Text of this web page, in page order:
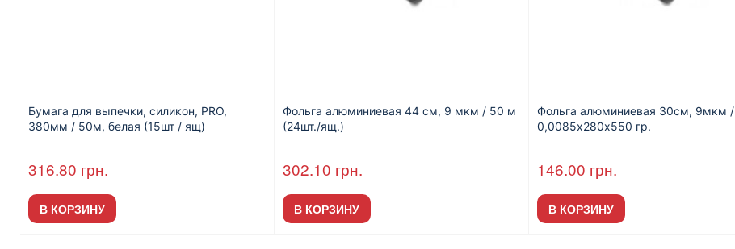
Бумага для выпечки, силикон, PRO,
380мм / 50м, белая (15шт / ящ)
316.80 грн.
В КОРЗИНУ
Фольга алюминиевая 44 см, 9 мкм / 50 м
(24шт./ящ.)
302.10 грн.
В КОРЗИНУ
Фольга алюминиевая 30см, 9мкм /
0,0085х280х550 гр.
146.00 грн.
В КОРЗИНУ